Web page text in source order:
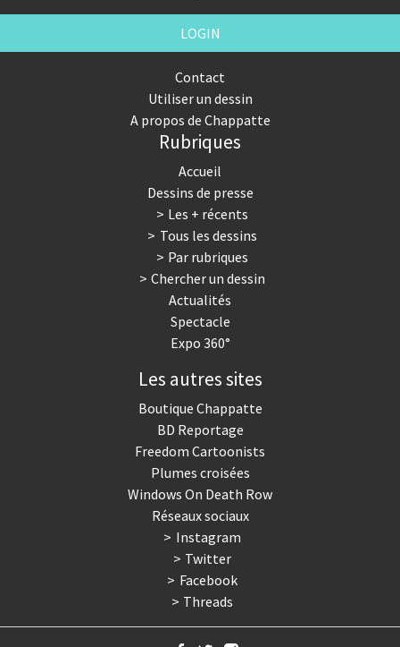
LOGIN
Contact
Utiliser un dessin
A propos de Chappatte
Rubriques
Accueil
Dessins de presse
Les + récents
Tous les dessins
Par rubriques
Chercher un dessin
Actualités
Spectacle
Expo 360°
Les autres sites
Boutique Chappatte
BD Reportage
Freedom Cartoonists
Plumes croisées
Windows On Death Row
Réseaux sociaux
Instagram
Twitter
Facebook
Threads